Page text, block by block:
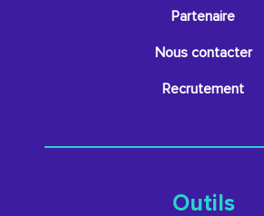
Partenaire
Nous contacter
Recrutement
Outils